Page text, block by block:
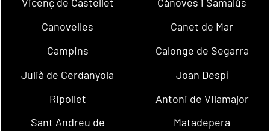
Canovelles
Canet de Mar
Campins
Calonge de Segarra
Julià de Cerdanyola
Joan Despí
Ripollet
Antoni de Vilamajor
Sant Andreu de
Matadepera